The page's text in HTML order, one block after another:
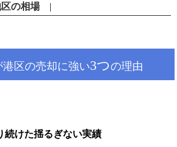
の相場
区の売却に強い3つの理由
続けた揺るぎない実績